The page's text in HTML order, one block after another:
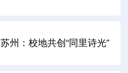
苏州：校地共创“同里诗光”